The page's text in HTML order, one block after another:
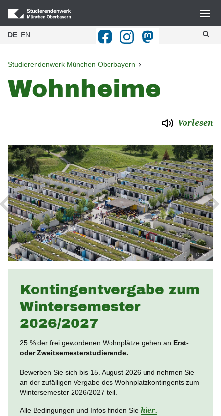
DE EN
Studierendenwerk München Oberbayern
Wohnheime
Vorlesen
© SiT
Kontingentvergabe zum
Wintersemester
2026/2027
25 % der frei gewordenen Wohnplätze gehen an Erst-
oder Zweitsemesterstudierende.
Bewerben Sie sich bis 15. August 2026 und nehmen Sie
an der zufälligen Vergabe des Wohnplatzkontingents zum
Wintersemester 2026/2027 teil.
Alle Bedingungen und Infos finden Sie hier.